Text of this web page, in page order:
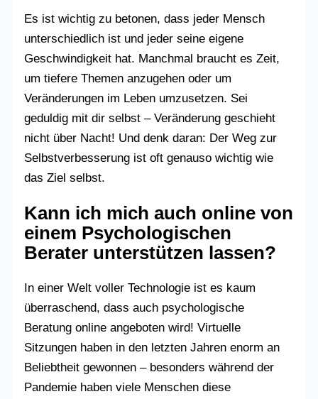
Es ist wichtig zu betonen, dass jeder Mensch
unterschiedlich ist und jeder seine eigene
Geschwindigkeit hat. Manchmal braucht es Zeit,
um tiefere Themen anzugehen oder um
Veränderungen im Leben umzusetzen. Sei
geduldig mit dir selbst – Veränderung geschieht
nicht über Nacht! Und denk daran: Der Weg zur
Selbstverbesserung ist oft genauso wichtig wie
das Ziel selbst.
Kann ich mich auch online von
einem Psychologischen
Berater unterstützen lassen?
In einer Welt voller Technologie ist es kaum
überraschend, dass auch psychologische
Beratung online angeboten wird! Virtuelle
Sitzungen haben in den letzten Jahren enorm an
Beliebtheit gewonnen – besonders während der
Pandemie haben viele Menschen diese